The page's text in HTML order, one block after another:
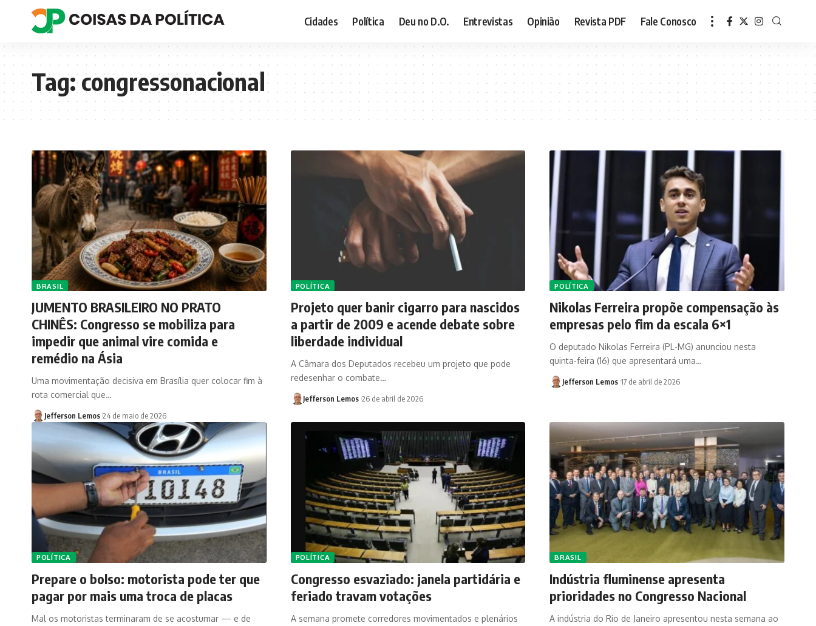
Cidades Política Deu no D.O. Entrevistas Opinião Revista PDF Fale Conosco
Tag:congressonacional
BRASIL
JUMENTO BRASILEIRO NO PRATO
CHINÊS: Congresso se mobiliza para
impedir que animal vire comida e
remédio na Ásia
Uma movimentação decisiva em Brasília quer colocar fim à
rota comercial que…
Jefferson Lemos 24 de maio de 2026
POLÍTICA
Projeto quer banir cigarro para nascidos
a partir de 2009 e acende debate sobre
liberdade individual
A Câmara dos Deputados recebeu um projeto que pode
redesenhar o combate…
Jefferson Lemos 26 de abril de 2026
POLÍTICA
Nikolas Ferreira propõe compensação às
empresas pelo fim da escala 6×1
O deputado Nikolas Ferreira (PL-MG) anunciou nesta
quinta-feira (16) que apresentará uma…
Jefferson Lemos 17 de abril de 2026
POLÍTICA
Prepare o bolso: motorista pode ter que
pagar por mais uma troca de placas
Mal os motoristas terminaram de se acostumar — e de
POLÍTICA
Congresso esvaziado: janela partidária e
feriado travam votações
A semana promete corredores movimentados e plenários
BRASIL
Indústria fluminense apresenta
prioridades no Congresso Nacional
A indústria do Rio de Janeiro apresentou nesta semana ao